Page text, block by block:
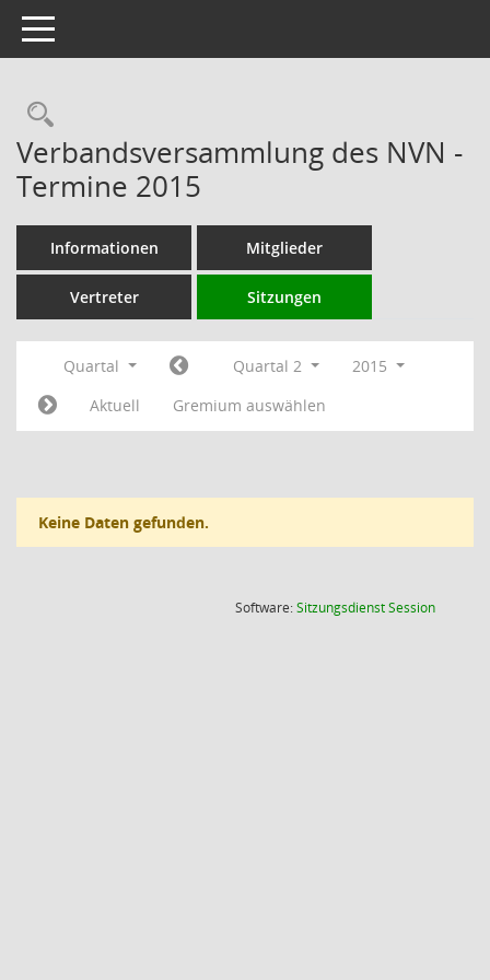
Toggle navigation
Rechercheauswahl
Verbandsversammlung des NVN -
Termine 2015
Informationen Mitglieder
Vertreter Sitzungen
Quartal Quartal 2
2015
Aktuell
Gremium auswählen
Keine Daten gefunden.
Software:SitzungsdienstSession(Wird in